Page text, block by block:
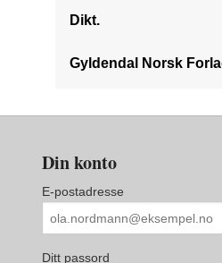
Dikt.
Gyldendal Norsk
Din konto
E-postadresse
Ditt passord